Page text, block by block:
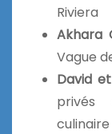
Riviera
Akhara
Vague
David
privés
culinaire